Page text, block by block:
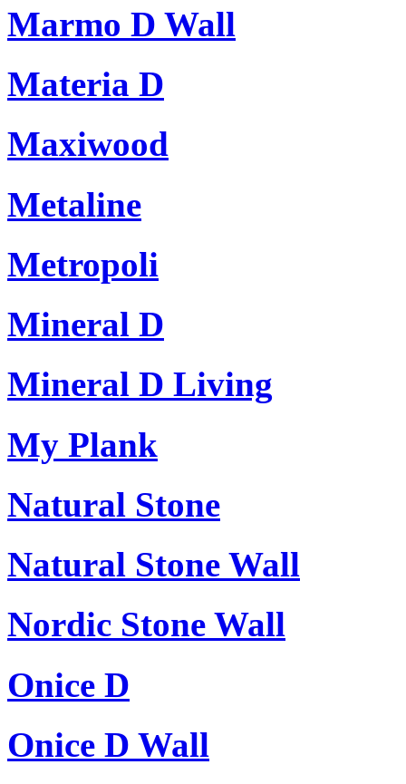
Marmo D Wall
Materia D
Maxiwood
Metaline
Metropoli
Mineral D
Mineral D Living
My Plank
Natural Stone
Natural Stone Wall
Nordic Stone Wall
Onice D
Onice D Wall